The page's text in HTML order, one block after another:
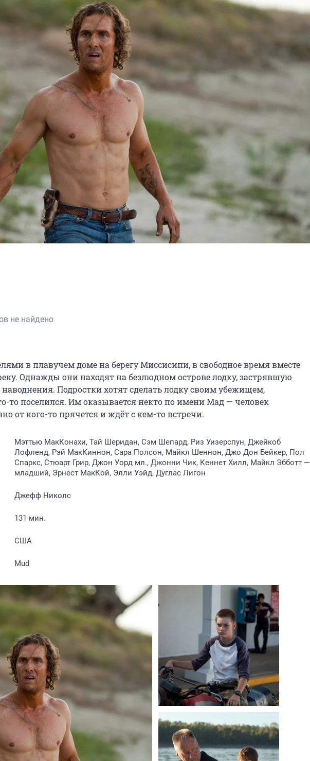
не найдено
в плавучем доме на берегу Миссисипи, в свободное время вместе
Однажды они находят на безлюдном острове лодку, застрявшую
наводнения. Подростки хотят сделать лодку своим убежищем,
то поселился. Им оказывается некто по имени Мад — человек
от кого-то прячется и ждёт с кем-то встречи.
Мэттью МакКонахи, Тай Шеридан, Сэм Шепард, Риз Уизерспун, Джейкоб
Лофленд, Рэй МакКиннон, Сара Полсон, Майкл Шеннон, Джо Дон Бейкер, Пол
Спаркс, Стюарт Грир, Джон Уорд мл., Джонни Чик, Кеннет Хилл, Майкл Эбботт —
младший, Эрнест МакКой, Элли Уэйд, Дуглас Лигон
Джефф Николс
131 мин.
США
Mud